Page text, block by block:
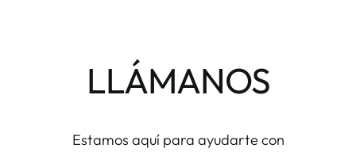
LLÁMANOS
Estamos aquí para ayudarte con